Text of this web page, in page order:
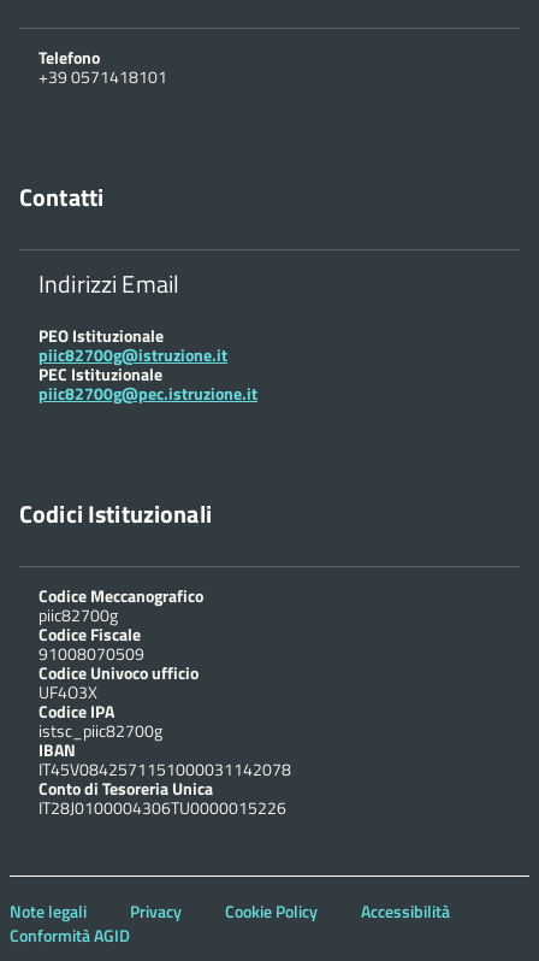
Telefono
+39 0571418101
Contatti
Indirizzi Email
PEO Istituzionale
piic82700g@istruzione.it
PEC Istituzionale
piic82700g@pec.istruzione.it
Codici Istituzionali
Codice Meccanografico
piic82700g
Codice Fiscale
91008070509
Codice Univoco ufficio
UF4O3X
Codice IPA
istsc_piic82700g
IBAN
IT45V0842571151000031142078
Conto di Tesoreria Unica
IT28J0100004306TU0000015226
Note legali Privacy Cookie Policy
Accessibilità
Conformità AGID